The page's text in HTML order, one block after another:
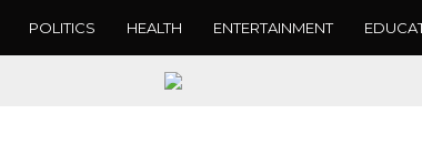
POLITICS HEALTH ENTERTAINMENT